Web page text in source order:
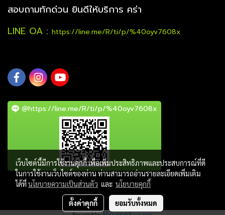
สอบถามทักด่วน ยินดีให้บริการ คร่า
LINE OA : https://line.me/R/ti/p/%40oyv7608x
@https://line.me/R/ti/p/%40oyv7608x
เว็บไซต์นี้มีการใช้งานคุกกี้ เพื่อเพิ่มประสิทธิภาพและประสบการณ์ที่ดี
ในการใช้งานเว็บไซต์ของท่าน ท่านสามารถอ่านรายละเอียดเพิ่มเติม
ได้ที่นโยบายความเป็นส่วนตัว และ นโยบายคุกกี้
ตั้งค่าคุกกี้ ยอมรับทั้งหมด